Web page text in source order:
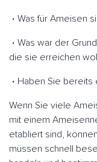
Was für Ameisen
Was war der
die sie erreichen
Haben Sie bereits
Wenn Sie viele
mit einem
etabliert sind,
müssen schnell